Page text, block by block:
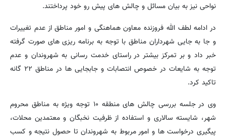
نواحی نیز به بیان مسائل و چالش های پیش رو خود پرداختند.
در ادامه لطف الله فروزنده معاون هماهنگی و امور مناطق از عدم تغییرات
و جا به جایی شهرداران مناطق با توجه به برنامه ریزی های صورت گرفته
خبر داد و بر تمرکز بیشتر در راستای خدمت رسانی به شهروندان و عدم
توجه به شایعات در خصوص انتصابات و جابجایی ها در مناطق ۲۲ گانه
تاکید کرد.
وی در جلسه بررسی چالش های منطقه ۱۰ توجه ویژه به مناطق محروم
شهر، شایسته سالاری و استفاده از ظرفیت نخبگان و معتمدین محلات،
پیگیری درخواست ها و امور مربوط به شهروندان تا حصول نتیجه و کسب